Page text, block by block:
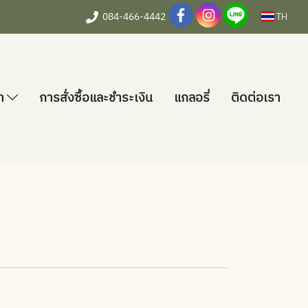
084-466-4442 TH
การสั่งซื้อและชำระเงิน แกลอรี่ ติดต่อเรา